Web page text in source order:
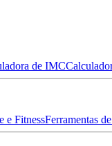
de IMC
e FitnessFerramentas